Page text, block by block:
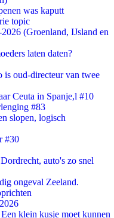
was kaputt
topic
(Groenland, IJsland en
laten daten?
is oud-directeur van twee
Ceuta in Spanje,l #10
#83
slopen, logisch
#30
auto's zo snel
ongeval Zeeland.
klein kusje moet kunnen